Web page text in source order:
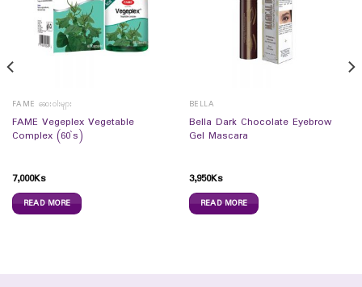
FAME ဆေးဝါးများ
FAME Vegeplex Vegetable
Complex (60`s)
7,000Ks
READ MORE
BELLA
Bella Dark Chocolate Eyebrow
Gel Mascara
3,950Ks
READ MORE